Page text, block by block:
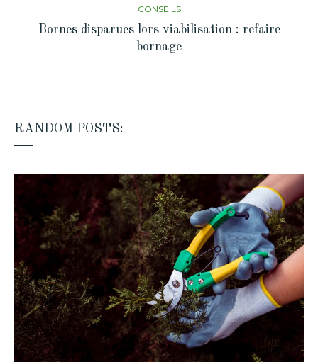
CONSEILS
Bornes disparues lors viabilisation : refaire
bornage
RANDOM POSTS: